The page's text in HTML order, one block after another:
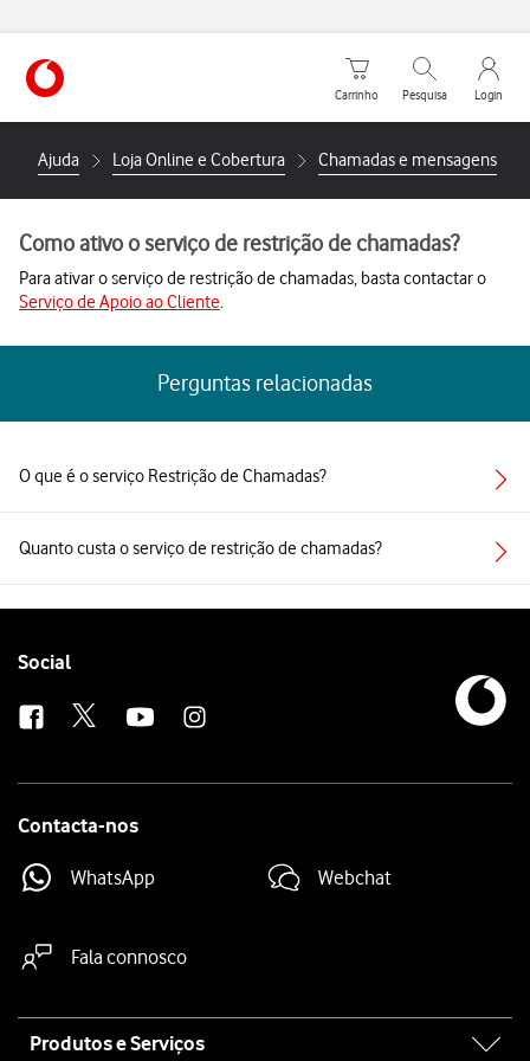
https://www.vodafone.pt
Carrinho de compras
Carrinho
Pesquisar
Pesquisa
My
Login
Ajuda Loja Online e Cobertura Chamadas e mensagens
Como ativo o serviço de restrição de chamadas?
Para ativar o serviço de restrição de chamadas, basta contactar o
Serviço de Apoio ao Cliente.
Perguntas relacionadas
O que é o serviço Restrição de Chamadas?
Quanto custa o serviço de restrição de chamadas?
Follow
Social
Contacta-nos
WhatsApp Webchat
Fala connosco
Produtos e Serviços